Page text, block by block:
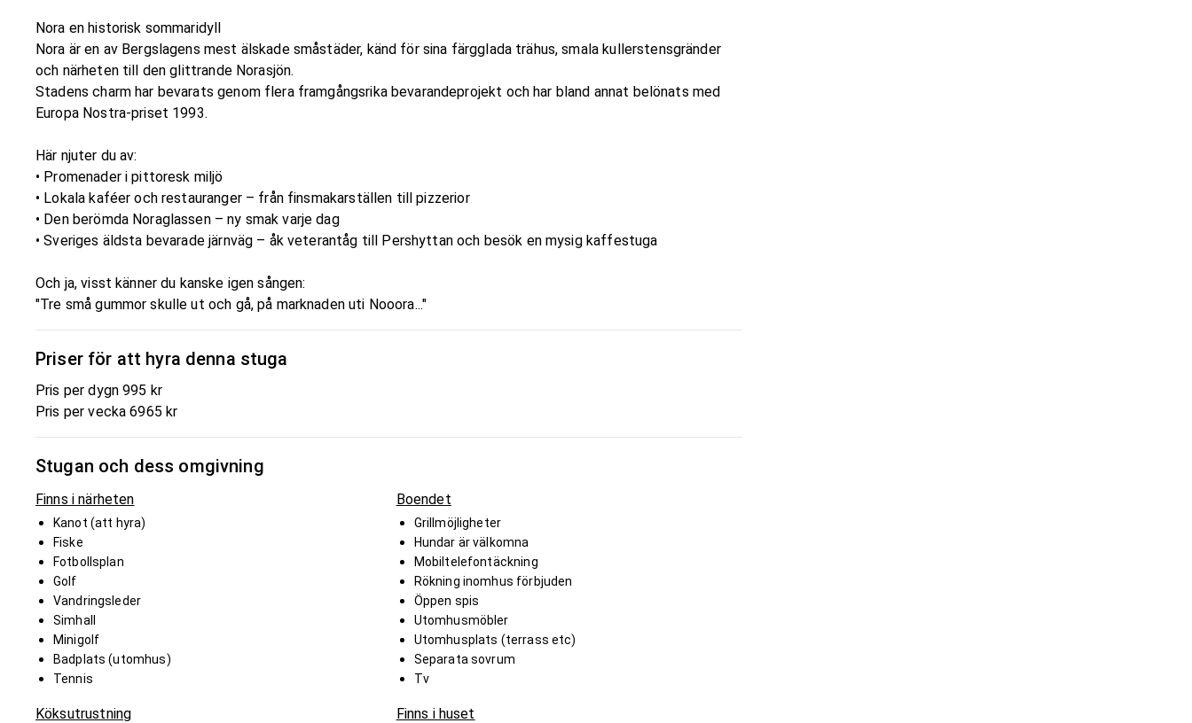
Nora en historisk sommaridyll
Nora är en av Bergslagens mest älskade småstäder, känd för sina färgglada trähus, smala kullerstensgränder
och närheten till den glittrande Norasjön.
Stadens charm har bevarats genom flera framgångsrika bevarandeprojekt och har bland annat belönats med
Europa Nostra-priset 1993.
Här njuter du av:
• Promenader i pittoresk miljö
• Lokala kaféer och restauranger – från finsmakarställen till pizzerior
• Den berömda Noraglassen – ny smak varje dag
• Sveriges äldsta bevarade järnväg – åk veterantåg till Pershyttan och besök en mysig kaffestuga
Och ja, visst känner du kanske igen sången:
"Tre små gummor skulle ut och gå, på marknaden uti Nooora..."
Priser för att hyra denna stuga
Pris per dygn 995 kr
Pris per vecka 6965 kr
Stugan och dess omgivning
Finns i närheten
Kanot (att hyra)
Fiske
Fotbollsplan
Golf
Vandringsleder
Simhall
Minigolf
Badplats (utomhus)
Tennis
Boendet
Grillmöjligheter
Hundar är välkomna
Mobiltelefontäckning
Rökning inomhus förbjuden
Öppen spis
Utomhusmöbler
Utomhusplats (terrass etc)
Separata sovrum
Tv
Köksutrustning Finns i huset